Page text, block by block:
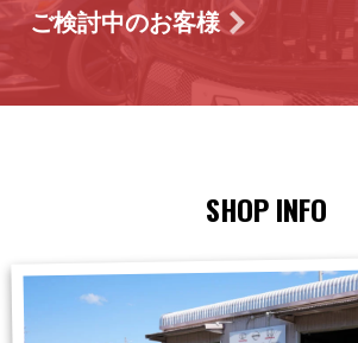
ご検討中のお客様
SHOP INFO